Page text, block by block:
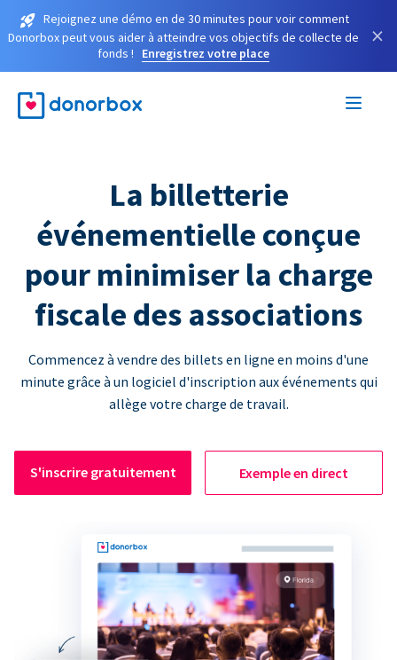
Rejoignez une démo en de 30 minutes pour voir comment
Donorbox peut vous aider à atteindre vos objectifs de collecte de
fonds !
Enregistrez votre place
×
La billetterie
événementielle conçue
pour minimiser la charge
fiscale des associations
Commencez à vendre des billets en ligne en moins d'une
minute grâce à un logiciel d'inscription aux événements qui
allège votre charge de travail.
S'inscrire gratuitement Exemple en direct